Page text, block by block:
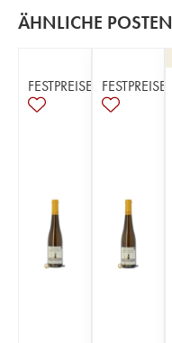
ÄHNLICHE POSTEN
FESTPREISE FESTPREISE